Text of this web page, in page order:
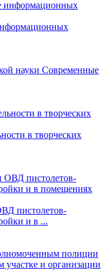
Современные
в творческих
пистолетов-
и в ...